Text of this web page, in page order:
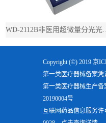
WD-2112B非
Copyright (©) 2019 京
第一类医疗器械备案凭
第一类医疗器械生产
20190004号
互联网药品信息服务